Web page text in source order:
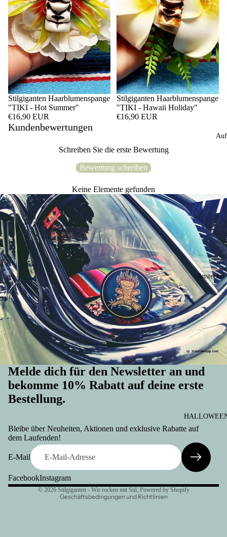
Stilgiganten Haarblumenspange
"TIKI - Hot Summer"
€16,90 EUR
Stilgiganten Haarblumenspange
"TIKI - Hawaii Holiday"
€16,90 EUR
Kundenbewertungen
Schreiben Sie die erste Bewertung
Bewertung schreiben
Keine Elemente gefunden
Melde dich für den Newsletter an und
bekomme 10% Rabatt auf deine erste
Bestellung.
Bleibe über Neuheiten, Aktionen und exklusive Rabatte auf
dem Laufenden!
E-Mail
FacebookInstagram
© 2026 Stilgiganten - Wir rocken mit Stil , Powered by Shopify
Geschäftsbedingungen und Richtlinien
AGB
Versand
Kontaktinformationen
Impressum